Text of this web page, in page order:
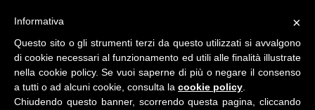
BLOG SU OCCHIALI DA SOLE E OCCHIALI DA VISTA
×
Informativa
Questo sito o gli strumenti terzi da questo utilizzati si avvalgono
di cookie necessari al funzionamento ed utili alle finalità illustrate
nella cookie policy. Se vuoi saperne di più o negare il consenso
a tutti o ad alcuni cookie, consulta la cookie policy
Chiudendo questo banner, scorrendo questa pagina, cliccando